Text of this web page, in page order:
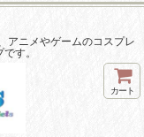
アニメやゲームのコスプレ
す。
カート